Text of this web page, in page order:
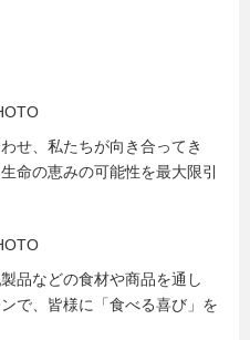
せ、私たちが向き合ってき
命の恵みの可能性を最大限引
品などの食材や商品を通し
で、皆様に「食べる喜び」を